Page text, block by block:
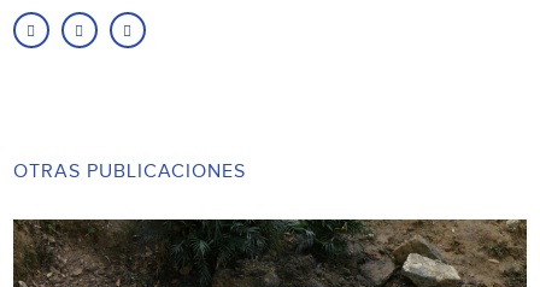
OTRAS PUBLICACIONES